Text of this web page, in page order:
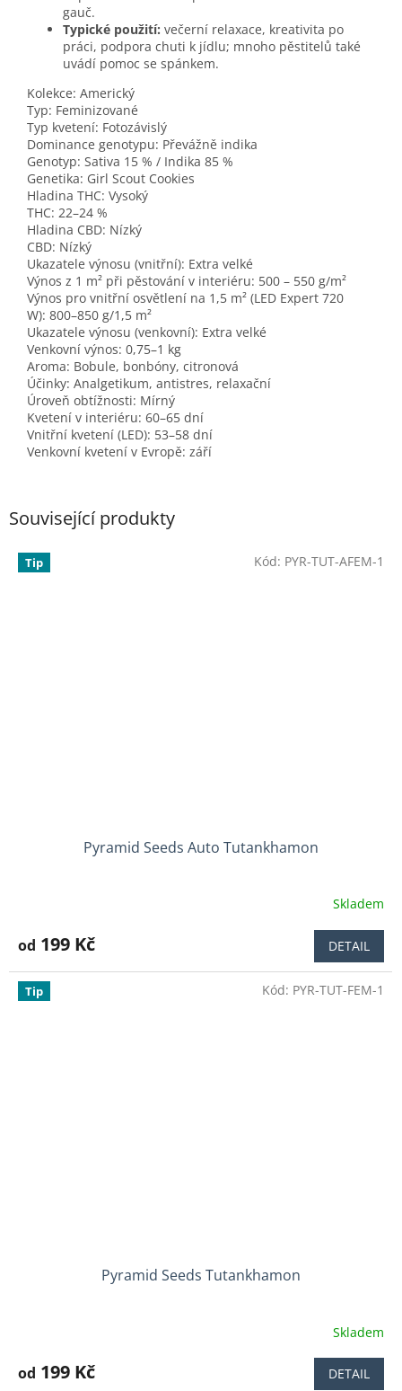
Související produkty
Tip
Pyramid Seeds Auto Tutankhamon
produktu
4,5
Skladem
od 199 Kč DETAIL
Kód: PYR-TUT-AFEM-1
Tip
Pyramid Seeds Tutankhamon
produktu
Skladem
od 199 Kč DETAIL
Kód: PYR-TUT-FEM-1
gauč.
Typické použití: večerní relaxace, kreativita po
práci, podpora chuti k jídlu; mnoho pěstitelů také
uvádí pomoc se spánkem.
Kolekce: Americký
Typ: Feminizované
Typ kvetení: Fotozávislý
Dominance genotypu: Převážně indika
Genotyp: Sativa 15 % / Indika 85 %
Genetika: Girl Scout Cookies
Hladina THC: Vysoký
THC: 22–24 %
Hladina CBD: Nízký
CBD: Nízký
Ukazatele výnosu (vnitřní): Extra velké
Výnos z 1 m² při pěstování v interiéru: 500 – 550 g/m²
Výnos pro vnitřní osvětlení na 1,5 m² (LED Expert 720
W): 800–850 g/1,5 m²
Ukazatele výnosu (venkovní): Extra velké
Venkovní výnos: 0,75–1 kg
Aroma: Bobule, bonbóny, citronová
Účinky: Analgetikum, antistres, relaxační
Úroveň obtížnosti: Mírný
Kvetení v interiéru: 60–65 dní
Vnitřní kvetení (LED): 53–58 dní
Venkovní kvetení v Evropě: září